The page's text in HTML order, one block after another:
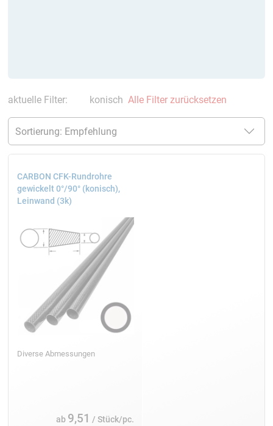
aktuelle Filter: konisch Alle Filter zurücksetzen
CARBON CFK-Rundrohre
gewickelt 0°/90° (konisch),
Leinwand (3k)
Diverse Abmessungen
ab 9,51 / Stück/pc.